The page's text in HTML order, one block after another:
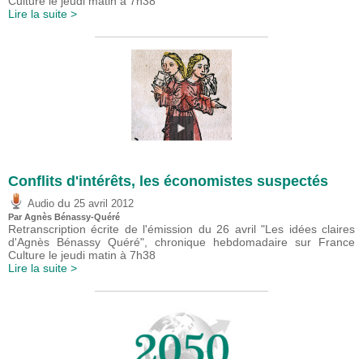
Lire la suite >
Conflits d'intérêts, les économistes suspectés
Audio du 25 avril 2012
Par Agnès Bénassy-Quéré
Retranscription écrite de l'émission du 26 avril "Les idées claires
d'Agnès Bénassy Quéré", chronique hebdomadaire sur France
Culture le jeudi matin à 7h38
Lire la suite >